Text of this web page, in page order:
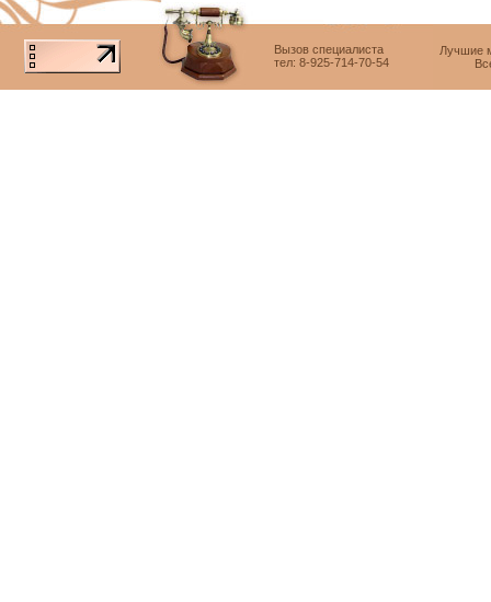
Вызов специалиста
тел: 8-925-714-70-54
Лучшие